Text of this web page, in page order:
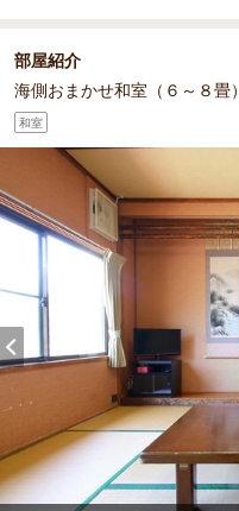
部屋紹介
海側おまかせ和室（６～８畳）
和室